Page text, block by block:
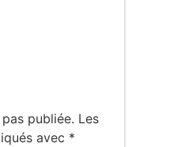
publiée. Les
avec *